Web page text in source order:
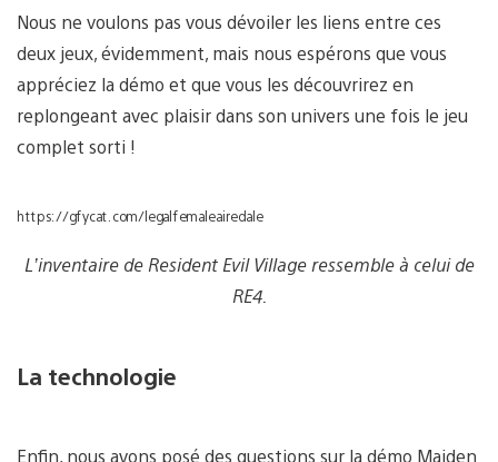
Nous ne voulons pas vous dévoiler les liens entre ces
deux jeux, évidemment, mais nous espérons que vous
appréciez la démo et que vous les découvrirez en
replongeant avec plaisir dans son univers une fois le jeu
complet sorti !
https://gfycat.com/legalfemaleairedale
L’inventaire de Resident Evil Village ressemble à celui de
RE4.
La technologie
Enfin, nous avons posé des questions sur la démo Maiden